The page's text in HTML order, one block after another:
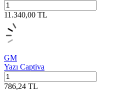
11.340,00 TL
GM
Yazı Captiva
786,24 TL